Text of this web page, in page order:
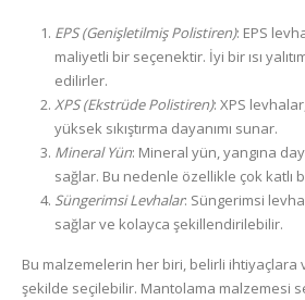
EPS (Genişletilmiş Polistiren): EPS
maliyetli bir seçenektir. İyi bir ısı
edilirler.
XPS (Ekstrüde Polistiren): XPS
yüksek sıkıştırma dayanımı sunar.
Mineral Yün: Mineral yün, yangına
sağlar. Bu nedenle özellikle çok katlı
Süngerimsi Levhalar: Süngerimsi
sağlar ve kolayca şekillendirilebilir.
Bu malzemelerin her biri, belirli ihtiyaçlara
şekilde seçilebilir. Mantolama malzemesi